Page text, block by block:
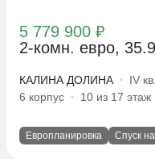
5 779 900 ₽
2-комн. евро,
КАЛИНА ДОЛИНА
IV
6 корпус
10 из 17 этаж
Европланировка Спуск